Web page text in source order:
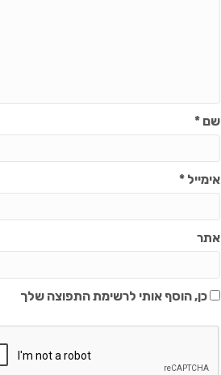
שם*
אימייל*
אתר
כן, הוסף אותי לרשימת התפוצה שלך